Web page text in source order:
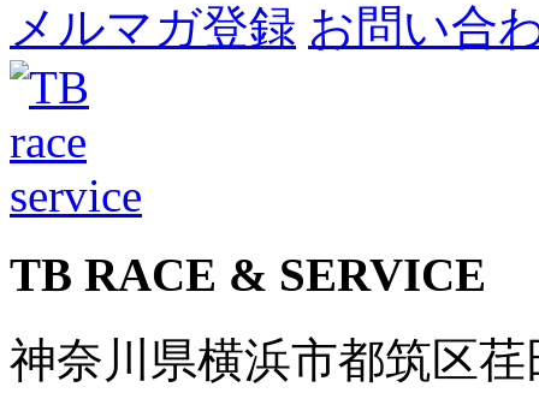
メルマガ登録 お問い合
TB RACE & SERVICE
神奈川県横浜市都筑区荏